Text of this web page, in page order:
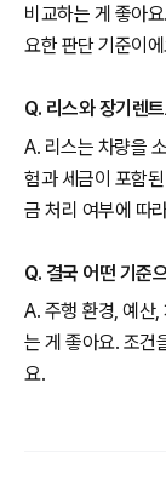
비교하는 게 좋아
요한 판단 기준이
Q. 리스와 장기렌
A. 리스는 차량을
험과 세금이 포함
금 처리 여부에 따
Q. 결국 어떤 기준
A. 주행 환경, 예산
는 게 좋아요. 조건
요.